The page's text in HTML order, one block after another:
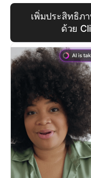
เพิ่มประสิทธิภ
ด้วย